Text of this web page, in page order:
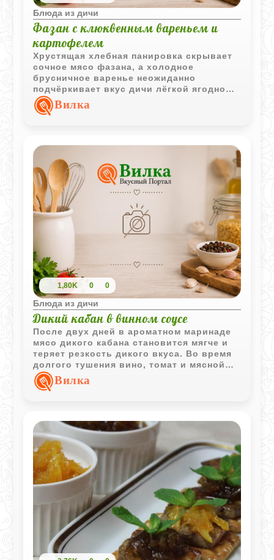
Блюда из дичи
Фазан с клюквенным вареньем и
картофелем
Хрустящая хлебная панировка скрывает
сочное мясо фазана, а холодное
брусничное варенье неожиданно
подчёркивает вкус дичи лёгкой ягодной
кислинкой. Особенно хорошо это
сочетание раскрывается вместе с
Вилка
1,80K 0 0
Блюда из дичи
Дикий кабан в винном соусе
После двух дней в ароматном маринаде
мясо дикого кабана становится мягче и
теряет резкость дикого вкуса. Во время
долгого тушения вино, томат и мясной
сок превращаются в густой насыщенный
соус, который особенно хорошо
Вилка